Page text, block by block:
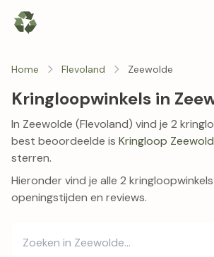
Home Flevoland Zeewolde
Kringloopwinkels in
In Zeewolde (Flevoland) vind je 2
best beoordeelde is Kringloop
sterren.
Hieronder vind je alle 2
openingstijden en reviews.